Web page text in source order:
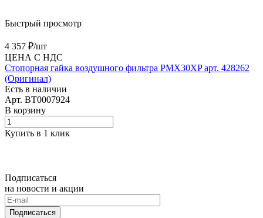
Быстрый просмотр
4 357 ₽/шт
ЦЕНА С НДС
Cтопорная гайка воздушного фильтра PMX30XP арт. 428262
(Оригинал)
Есть в наличии
Арт. BT0007924
В корзину
Купить в 1 клик
Подписаться
на новости и акции
Подписаться